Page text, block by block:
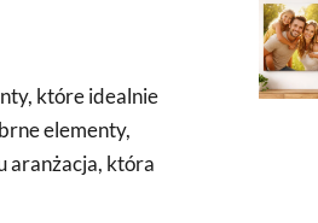
które idealnie
elementy,
aranżacja, która